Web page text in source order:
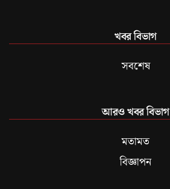
খবর বিভাগ
সবশেষ
আরও খবর বিভাগ
মতামত
বিজ্ঞাপন